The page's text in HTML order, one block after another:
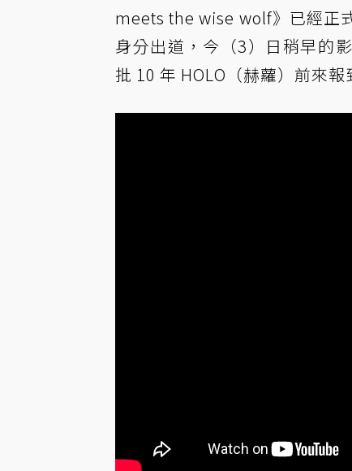
meets the wise wolf》已經正
身分出道，今（3）日稍早的
批 10 年 HOLO（赫蘿）前來報